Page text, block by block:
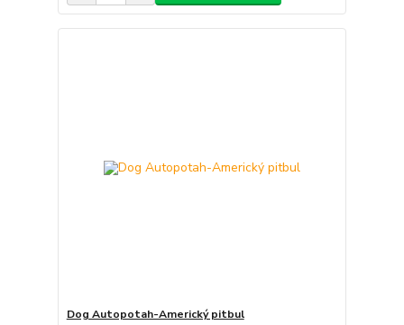
Dog Autopotah-Americký pitbul